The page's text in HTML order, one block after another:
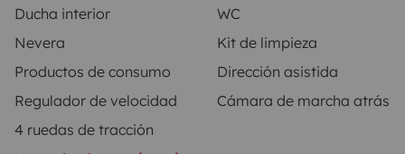
Ducha interior
WC
Nevera
Kit de limpieza
Productos de consumo
Dirección asistida
Regulador de velocidad
Cámara de marcha atrás
4 ruedas de tracción